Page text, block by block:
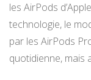
les AirPods
technologie, le
par les AirPods
quotidienne, mais